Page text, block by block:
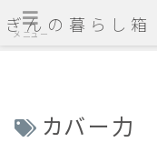
ぎんの暮らし箱
カバー力
メニュー